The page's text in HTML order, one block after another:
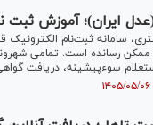
ایران)؛ آموزش
سامانه ثبت‌نام
رسانده است. تمامی
دریافت گواهی ثبت‌نام و